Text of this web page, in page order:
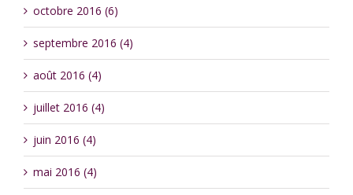
octobre 2016 (6)
septembre 2016 (4)
août 2016 (4)
juillet 2016 (4)
juin 2016 (4)
mai 2016 (4)